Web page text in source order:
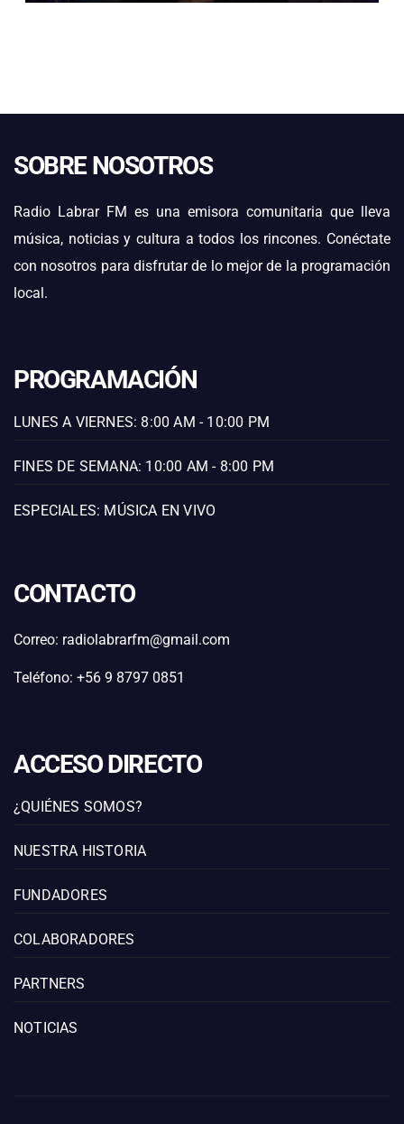
SOBRE NOSOTROS
Radio Labrar FM es una emisora comunitaria que lleva
música, noticias y cultura a todos los rincones. Conéctate
con nosotros para disfrutar de lo mejor de la programación
local.
PROGRAMACIÓN
LUNES A VIERNES: 8:00 AM - 10:00 PM
FINES DE SEMANA: 10:00 AM - 8:00 PM
ESPECIALES: MÚSICA EN VIVO
CONTACTO
Correo: radiolabrarfm@gmail.com
Teléfono: +56 9 8797 0851
ACCESO DIRECTO
¿QUIÉNES SOMOS?
NUESTRA HISTORIA
FUNDADORES
COLABORADORES
PARTNERS
NOTICIAS